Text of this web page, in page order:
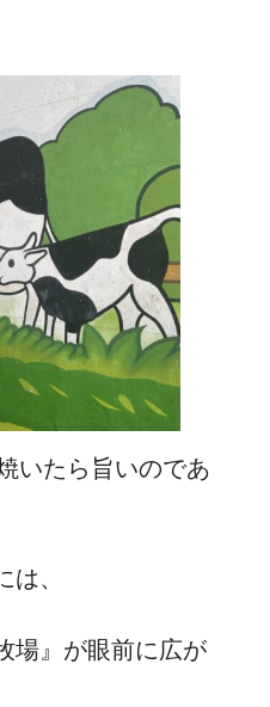
いたら旨いのであ
、
場』が眼前に広が